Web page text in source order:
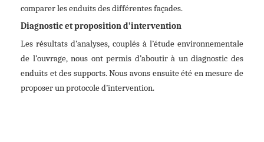
comparer les enduits des différentes façades.
Diagnostic et proposition d’intervention
Les résultats d’analyses, couplés à l’étude environnementale
de l’ouvrage, nous ont permis d’aboutir à un diagnostic des
enduits et des supports. Nous avons ensuite été en mesure de
proposer un protocole d’intervention.